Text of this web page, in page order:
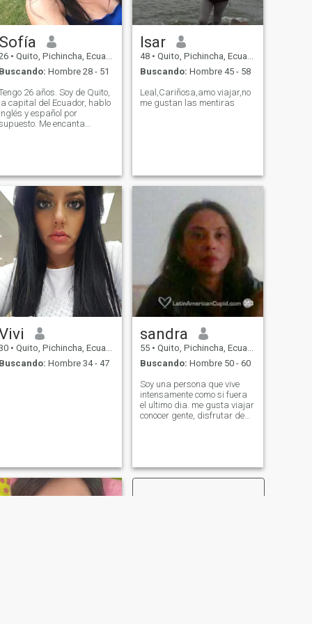
Sofía
• Quito, Pichincha, Ecuador
Buscando: Hombre 28 - 51
26 años. Soy de Quito,
la capital del Ecuador, hablo
inglés y español por
Me encanta
Isar
48 • Quito, Pichincha, Ecuador
Buscando: Hombre 45 - 58
Leal,Cariñosa,amo viajar,no
me gustan las mentiras
• Quito, Pichincha, Ecuador
Buscando: Hombre 34 - 47
sandra
55 • Quito, Pichincha, Ecuador
Buscando: Hombre 50 - 60
Soy una persona que vive
intensamente como si fuera
el ultimo dia. me gusta viajar
conocer gente, disfrutar de